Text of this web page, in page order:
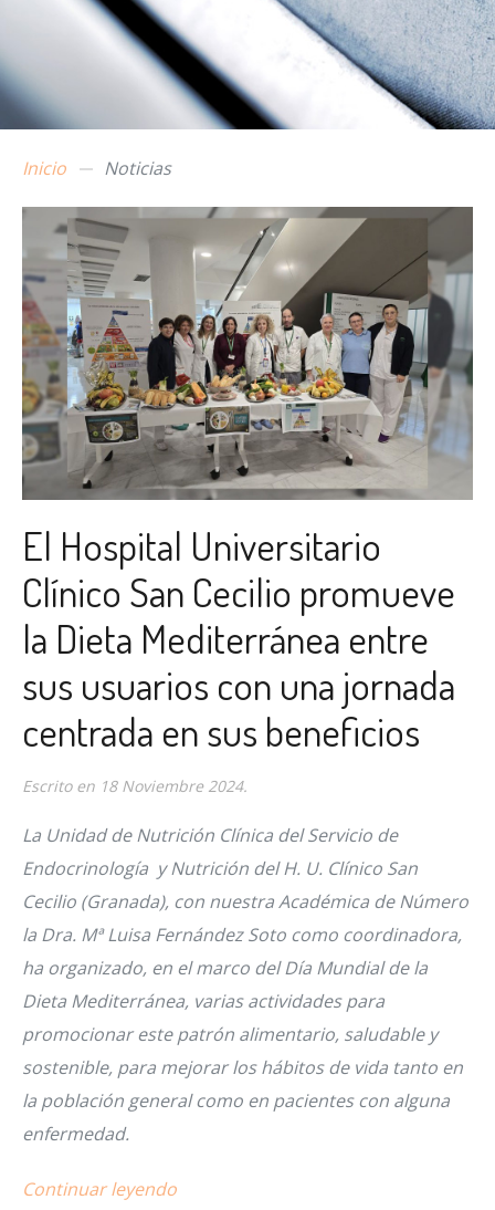
Inicio Noticias
El Hospital Universitario
Clínico San Cecilio promueve
la Dieta Mediterránea entre
sus usuarios con una jornada
centrada en sus beneficios
Escrito en 18 Noviembre 2024.
La Unidad de Nutrición Clínica del Servicio de
Endocrinología y Nutrición del H. U. Clínico San
Cecilio (Granada), con nuestra Académica de Número
la Dra. Mª Luisa Fernández Soto como coordinadora,
ha organizado, en el marco del Día Mundial de la
Dieta Mediterránea, varias actividades para
promocionar este patrón alimentario, saludable y
sostenible, para mejorar los hábitos de vida tanto en
la población general como en pacientes con alguna
enfermedad.
Continuar leyendo